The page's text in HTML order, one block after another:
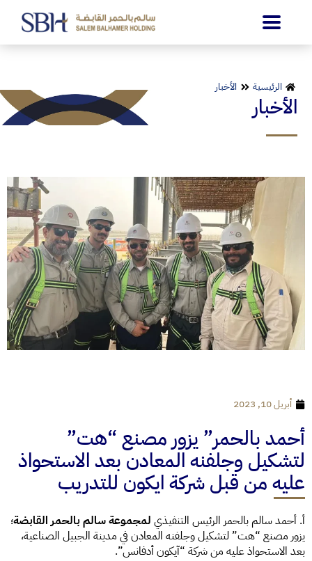
الرئيسية الأخبار
الأخبار
أبريل 10, 2023
أحمد بالحمر” يزور مصنع “هت”
لتشكيل وجلفنه المعادن بعد الاستحواذ
عليه من قبل شركة ايكون للتدريب
أ. أحمد سالم بالحمر الرئيس التنفيذي لمجموعة سالم بالحمر القابضة؛
يزور مصنع “هت” لتشكيل وجلفنه المعادن في مدينة الجبيل الصناعية،
بعد الاستحواذ عليه من شركة “آيكون أدفانس”.